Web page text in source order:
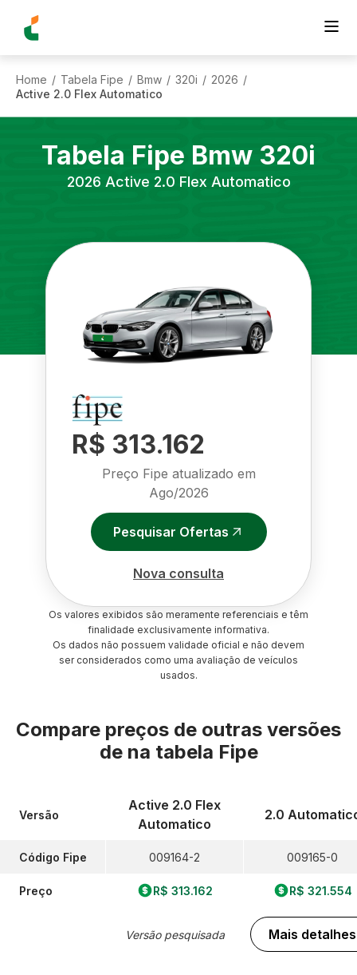
Home / Tabela Fipe / Bmw / 320i / 2026 /
Active 2.0 Flex Automatico
Tabela Fipe Bmw 320i
2026 Active 2.0 Flex Automatico
R$ 313.162
Preço Fipe atualizado em
Ago/2026
Pesquisar Ofertas
Nova consulta
Os valores exibidos são meramente referenciais e têm
finalidade exclusivamente informativa.
Os dados não possuem validade oficial e não devem
ser considerados como uma avaliação de veículos
usados.
Compare preços de outras versões
de na tabela Fipe
Versão
Código Fipe
Preço
Active 2.0 Flex
Automatico
009164-2
R$ 313.162
Versão pesquisada
2.0
009165-0
R$ 321.554
Mais detalhes